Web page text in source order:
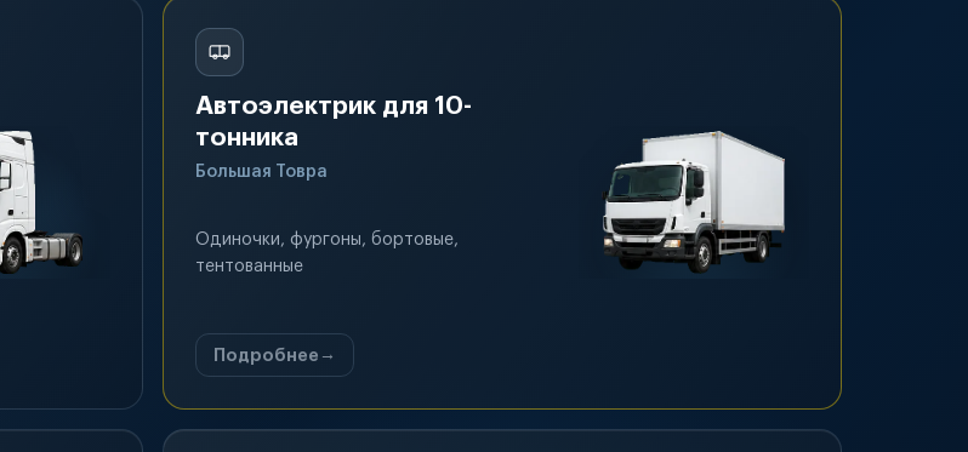
Автоэлектрик для 10-
тонника
Большая Товра
Одиночки, фургоны, бортовые,
тентованные
Подробнее